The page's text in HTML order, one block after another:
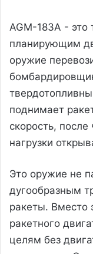
AGM-183A - это
планирующим
оружие
поднимает
скорость, после
нагрузки
Это оружие не
дугообразным
ракеты. Вместо
ракетного
целям без